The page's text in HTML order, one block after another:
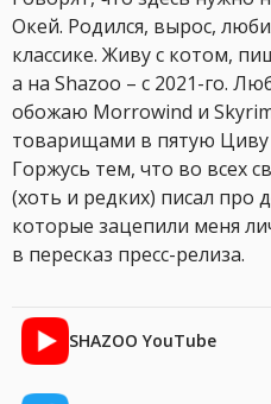
Окей. Родился, вырос,
классике. Живу с котом,
а на Shazoo – с 2021-го.
обожаю Morrowind и
товарищами в пятую Циву
Горжусь тем, что во всех
(хоть и редких) писал про
которые зацепили меня
в пересказ пресс-релиза.
SHAZOO YouTube